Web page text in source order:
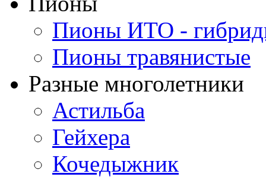
Пионы ИТО -
Пионы травянистые
Разные многолетники
Астильба
Гейхера
Кочедыжник